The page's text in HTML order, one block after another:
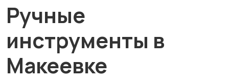
Ручные
инструменты в
Макеевке